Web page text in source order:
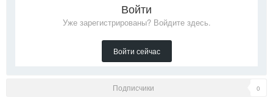
Войти
Уже зарегистрированы? Войдите здесь.
Войти сейчас
Подписчики 0